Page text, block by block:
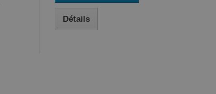
Détails